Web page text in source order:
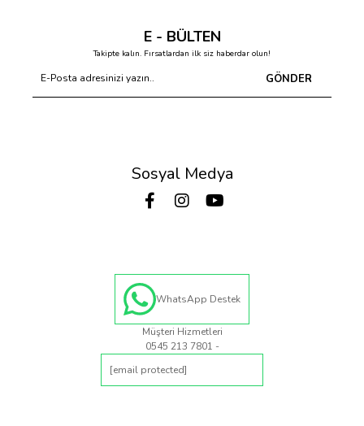
E - BÜLTEN
Takipte kalın. Fırsatlardan ilk siz haberdar olun!
GÖNDER
Sosyal Medya
WhatsApp Destek
Müşteri Hizmetleri
0545 213 7801 -
[email protected]